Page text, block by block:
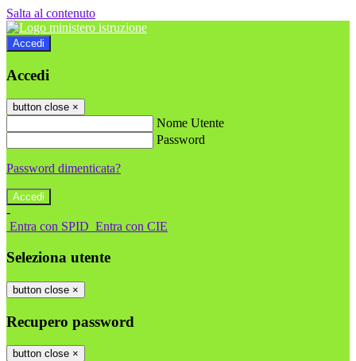
Salta al contenuto
Accedi
Accedi
button close ×
Nome Utente
Password
Password dimenticata?
-
Entra con SPID Entra con CIE
Seleziona utente
button close ×
Recupero password
button close ×